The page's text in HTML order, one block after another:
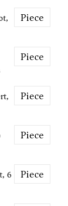
Piece
Piece
Piece
Piece
6
Piece